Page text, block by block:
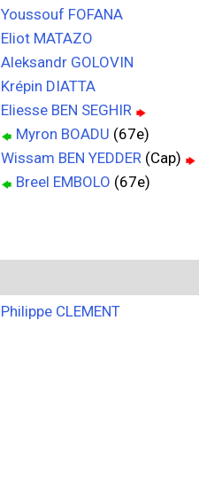
Youssouf FOFANA
Eliot MATAZO
Aleksandr GOLOVIN
Krépin DIATTA
Eliesse BEN SEGHIR
Myron BOADU (67e)
Wissam BEN YEDDER (Cap)
Breel EMBOLO (67e)
Philippe CLEMENT